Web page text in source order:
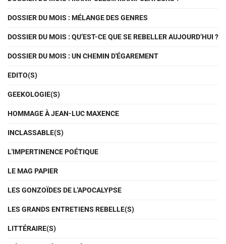
DOSSIER DU MOIS : MÉLANGE DES GENRES
DOSSIER DU MOIS : QU’EST-CE QUE SE REBELLER AUJOURD’HUI ?
DOSSIER DU MOIS : UN CHEMIN D'ÉGAREMENT
EDITO(S)
GEEKOLOGIE(S)
HOMMAGE À JEAN-LUC MAXENCE
INCLASSABLE(S)
L'IMPERTINENCE POÉTIQUE
LE MAG PAPIER
LES GONZOÏDES DE L'APOCALYPSE
LES GRANDS ENTRETIENS REBELLE(S)
LITTÉRAIRE(S)